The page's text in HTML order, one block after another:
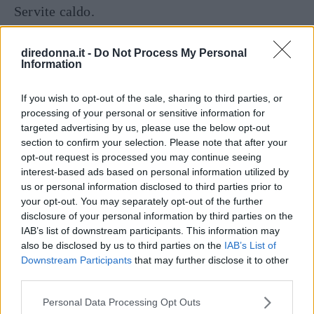
diredonna.it - Do Not Process My Personal
Information
If you wish to opt-out of the sale, sharing to third parties, or
processing of your personal or sensitive information for
targeted advertising by us, please use the below opt-out
section to confirm your selection. Please note that after your
opt-out request is processed you may continue seeing
interest-based ads based on personal information utilized by
us or personal information disclosed to third parties prior to
your opt-out. You may separately opt-out of the further
disclosure of your personal information by third parties on the
IAB’s list of downstream participants. This information may
also be disclosed by us to third parties on the IAB’s List of
Downstream Participants that may further disclose it to other
Please note that this website/app uses one or more Google
Personal Data Processing Opt Outs
Servite caldo.
DOSI PER 4 PERSONE
INGREDIENTI
4 filetti di orata
350 g. di polpa di pomodoro
1 mazzetto di cipolline fresche
2 pomodori maturi ma duri
2 spicchi d’aglio
il succo di un limone
3 foglie di alloro